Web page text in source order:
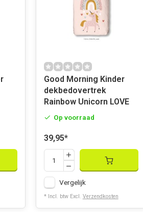
Good Morning Kinder
dekbedovertrek
Rainbow Unicorn LOVE
Op voorraad
39,95*
Vergelijk
* Incl. btw Excl. Verzendkosten